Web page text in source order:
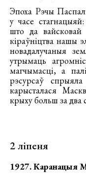
Эпоха Рэчы
у часе
што да вайсковай
кіраўніцтва нашы
новадалучаныя
утрымаць
магчымасці, а
рэсурсаў
карысталася
крыху больш за два
2 ліпеня
1927. Каранацыя